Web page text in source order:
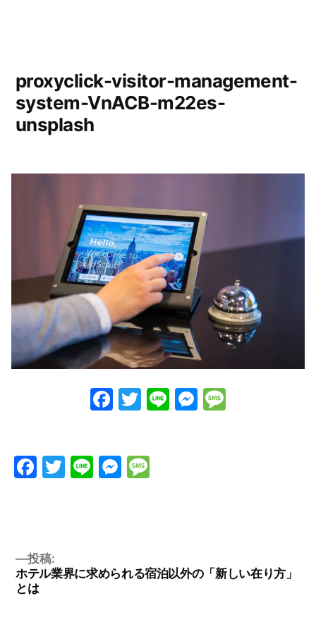
proxyclick-visitor-management-
system-VnACB-m22es-
unsplash
Facebook
Twitter
Line
Facebook
Twitter
LineMessenger
投稿:
ホテル業界に求められる宿泊以外の「新しい在り方」
とは